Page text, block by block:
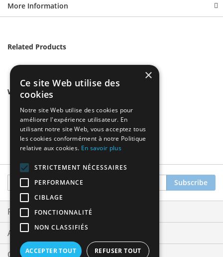
More Information
Related Products
We found other products you might like!
Sign
Up
for
Our
Newsletter:
Subscribe
Privacy and Cookie Policy
Advanced Search
Orders and Returns
×
Ce site Web utilise des
cookies
Notre site Web utilise des cookies pour
améliorer l'expérience utilisateur. En
utilisant notre site Web, vous acceptez tous
les cookies conformément à notre Politique
relative aux cookies. En savoir plus
STRICTEMENT NÉCESSAIRES
PERFORMANCE
CIBLAGE
FONCTIONNALITÉ
NON CLASSIFIÉS
ACCEPTER TOUT REFUSER TOUT